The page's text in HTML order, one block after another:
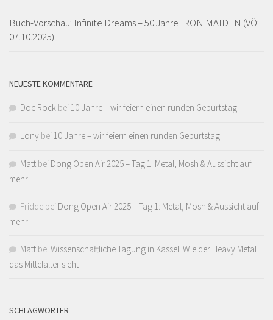
Buch-Vorschau: Infinite Dreams – 50 Jahre IRON MAIDEN (VÖ:
07.10.2025)
NEUESTE KOMMENTARE
Doc Rock bei 10 Jahre – wir feiern einen runden Geburtstag!
Lony bei 10 Jahre – wir feiern einen runden Geburtstag!
Matt bei Dong Open Air 2025 – Tag 1: Metal, Mosh & Aussicht auf
mehr
Fridde bei Dong Open Air 2025 – Tag 1: Metal, Mosh & Aussicht auf
mehr
Matt bei Wissenschaftliche Tagung in Kassel: Wie der Heavy Metal
das Mittelalter sieht
SCHLAGWÖRTER